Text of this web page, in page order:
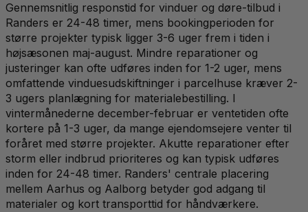
Gennemsnitlig responstid for vinduer og døre-tilbud i
Randers er 24-48 timer, mens bookingperioden for
større projekter typisk ligger 3-6 uger frem i tiden i
højsæsonen maj-august. Mindre reparationer og
justeringer kan ofte udføres inden for 1-2 uger, mens
omfattende vinduesudskiftninger i parcelhuse kræver 2-
3 ugers planlægning for materialebestilling. I
vintermånederne december-februar er ventetiden ofte
kortere på 1-3 uger, da mange ejendomsejere venter til
foråret med større projekter. Akutte reparationer efter
storm eller indbrud prioriteres og kan typisk udføres
inden for 24-48 timer. Randers' centrale placering
mellem Aarhus og Aalborg betyder god adgang til
materialer og kort transporttid for håndværkere.